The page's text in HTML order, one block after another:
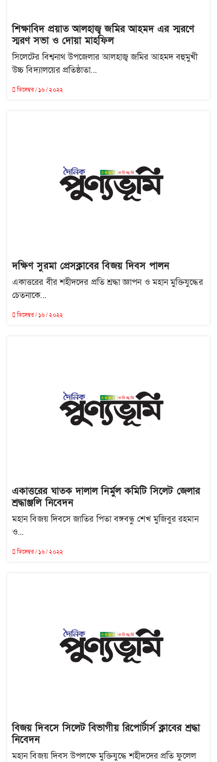
শিক্ষাবিদ প্রয়াত আলহাজ্ব জমির আহমদ এর স্মরণে
স্মরণ সভা ও দোয়া মাহফিল
সিলেটের বিশ্বনাথ উপজেলার আলহাজ্ব জমির আহমদ বহুমুখী
উচ্চ বিদ্যালয়ের প্রতিষ্ঠাতা...
ডিসেম্বর / ১৬ / ২০২২
দক্ষিণ সুরমা প্রেসক্লাবের বিজয় দিবস পালন
একাত্তরের বীর শহীদদের প্রতি শ্রদ্ধা জ্ঞাপন ও মহান মুক্তিযুদ্ধের
চেতনাকে...
ডিসেম্বর / ১৬ / ২০২২
একাত্তরের ঘাতক দালাল নির্মুল কমিটি সিলেট জেলার
শ্রদ্ধাঞ্জলি নিবেদন
মহান বিজয় দিবসে জাতির পিতা বঙ্গবন্ধু শেখ মুজিবুর রহমান
ও...
ডিসেম্বর / ১৬ / ২০২২
বিজয় দিবসে সিলেট বিভাগীয় রিপোর্টার্স ক্লাবের শ্রদ্ধা
নিবেদন
মহান বিজয় দিবস উপলক্ষে মুক্তিযুদ্ধে শহীদদের প্রতি ফুলেল